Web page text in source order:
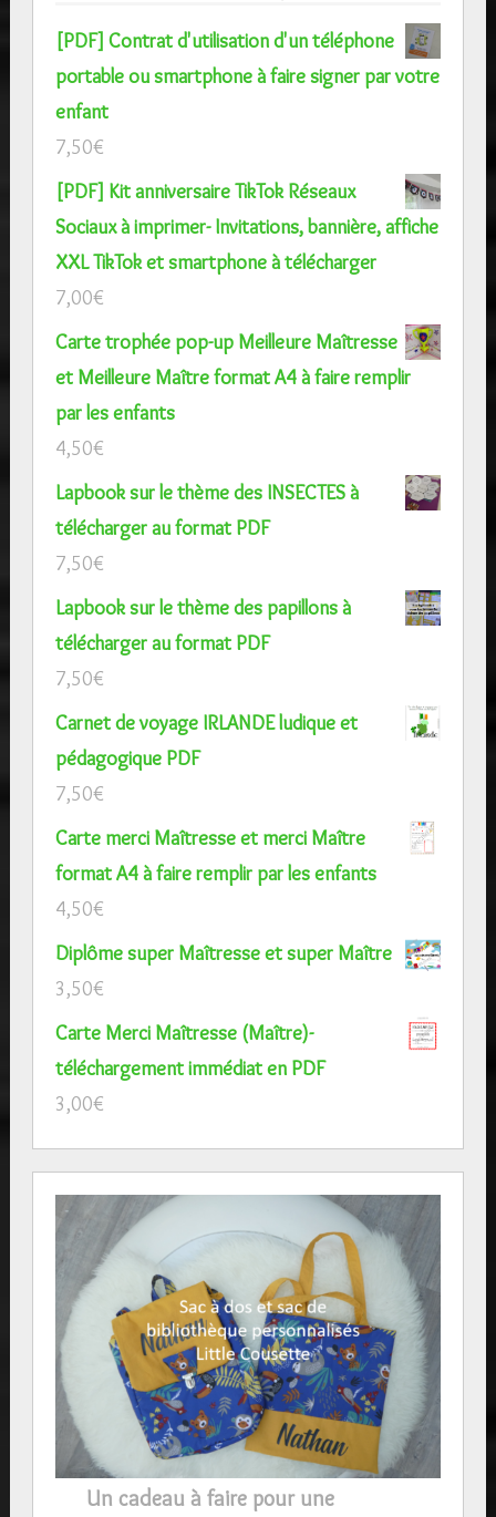
[PDF] Contrat d'utilisation d'un téléphone
portable ou smartphone à faire signer par votre
enfant
7,50€
[PDF] Kit anniversaire TikTok Réseaux
Sociaux à imprimer- Invitations, bannière, affiche
XXL TikTok et smartphone à télécharger
7,00€
Carte trophée pop-up Meilleure Maîtresse
et Meilleure Maître format A4 à faire remplir
par les enfants
4,50€
Lapbook sur le thème des INSECTES à
télécharger au format PDF
7,50€
Lapbook sur le thème des papillons à
télécharger au format PDF
7,50€
Carnet de voyage IRLANDE ludique et
pédagogique PDF
7,50€
Carte merci Maîtresse et merci Maître
format A4 à faire remplir par les enfants
4,50€
Diplôme super Maîtresse et super Maître
3,50€
Carte Merci Maîtresse (Maître)-
téléchargement immédiat en PDF
3,00€
Un cadeau à faire pour une